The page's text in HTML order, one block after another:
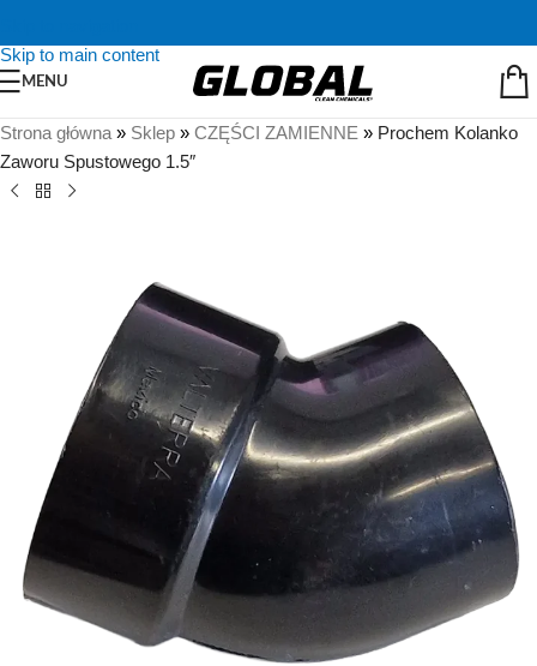
Skip to main content
MENU
Strona główna » Sklep » CZĘŚCI ZAMIENNE » Prochem Kolanko
Zaworu Spustowego 1.5″